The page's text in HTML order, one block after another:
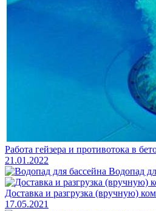
Работа гейзера и противотока в
21.01.2022
Водопад
Доставка и разгрузка (вручную)
17.05.2021